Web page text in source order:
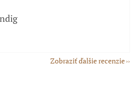
je 5 z 5 hviezdičiek.
Zobraziť ďalšie recenzie